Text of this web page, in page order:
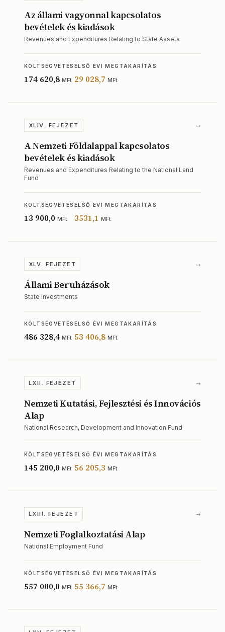
Az állami vagyonnal kapcsolatos
bevételek és kiadások
Revenues and Expenditures Relating to State Assets
KÖLTSÉGVETÉS
174 620,8 MFt
ELSŐ ÉVI MEGTAKARÍTÁS
29 028,7 MFt
XLIV. FEJEZET →
A Nemzeti Földalappal kapcsolatos
bevételek és kiadások
Revenues and Expenditures Relating to the National Land
Fund
KÖLTSÉGVETÉS
13 900,0 MFt
ELSŐ ÉVI MEGTAKARÍTÁS
3531,1 MFt
XLV. FEJEZET →
Állami Beruházások
State Investments
KÖLTSÉGVETÉS
486 328,4 MFt
ELSŐ ÉVI MEGTAKARÍTÁS
53 406,8 MFt
LXII. FEJEZET →
Nemzeti Kutatási, Fejlesztési és Innovációs
Alap
National Research, Development and Innovation Fund
KÖLTSÉGVETÉS
145 200,0 MFt
ELSŐ ÉVI MEGTAKARÍTÁS
56 205,3 MFt
LXIII. FEJEZET →
Nemzeti Foglalkoztatási Alap
National Employment Fund
KÖLTSÉGVETÉS
557 000,0 MFt
ELSŐ ÉVI MEGTAKARÍTÁS
55 366,7 MFt